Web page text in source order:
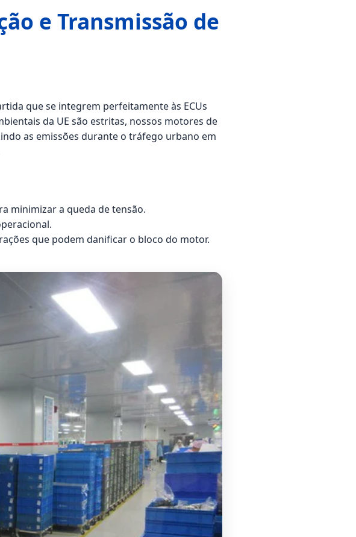
e Transmissão de
que se integrem perfeitamente às ECUs
da UE são estritas, nossos motores de
as emissões durante o tráfego urbano em
minimizar a queda de tensão.
que podem danificar o bloco do motor.